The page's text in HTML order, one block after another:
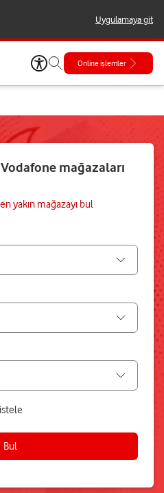
Uygulamaya git
Online işlemler
mağazaları
yakın mağazayı bul
Bul